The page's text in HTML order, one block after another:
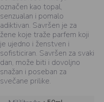
označen kao topal,
senzualan i pomalo
adiktivan. Savršen je za
žene koje traže parfem koji
je ujedno i ženstven i
sofisticiran. Savršen za svaki
dan, može biti i dovoljno
snažan i poseban za
svečane prilike.